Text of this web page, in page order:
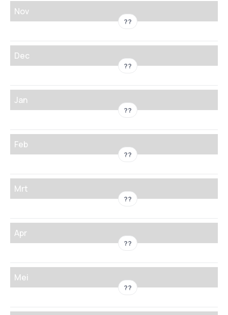
Nov
??
Dec
??
Jan
??
Feb
??
Mrt
??
Apr
??
Mei
??